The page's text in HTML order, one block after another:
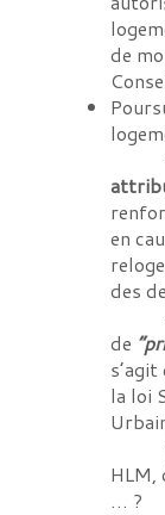
de
–
en
des
–
de
la loi
–
HLM,
… ?